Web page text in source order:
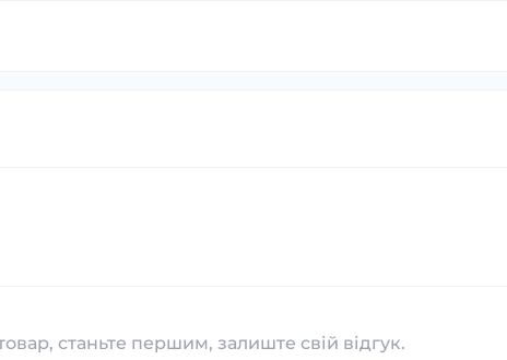
станьте першим, залиште свій відгук.